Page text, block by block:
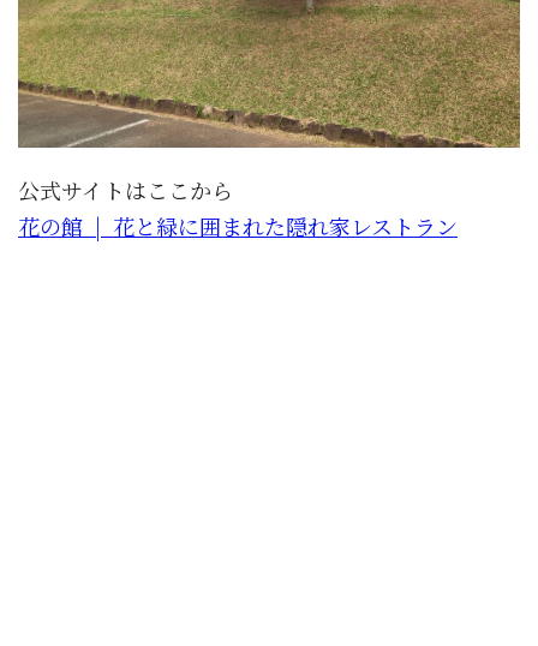
公式サイトはここから
花の館 | 花と緑に囲まれた隠れ家レストラン